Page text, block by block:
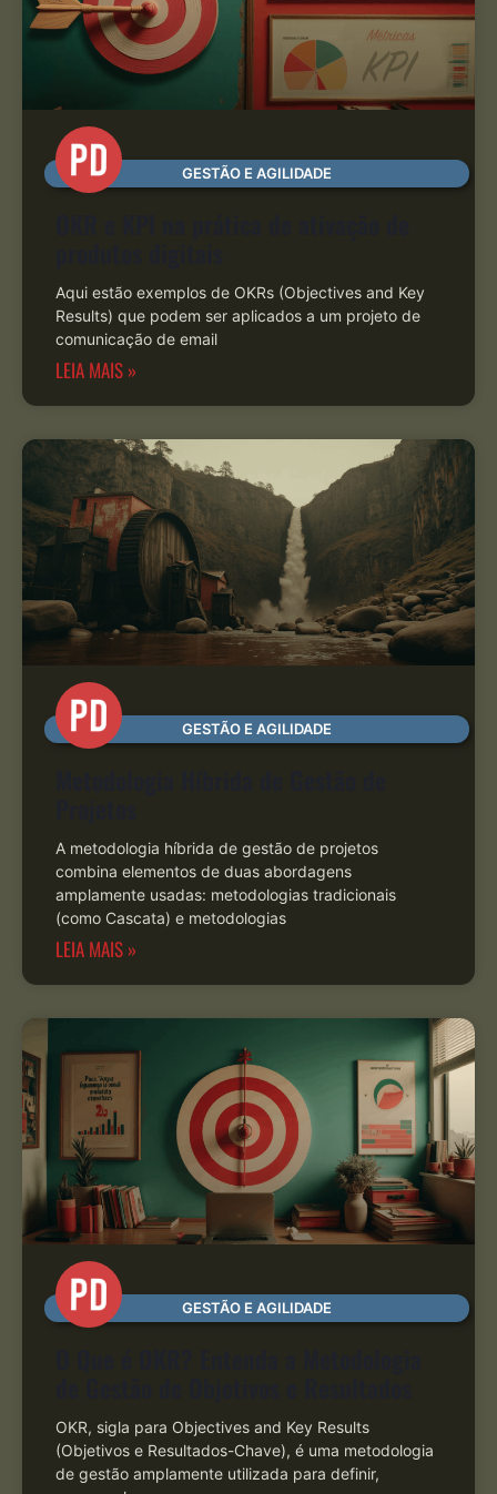
GESTÃO E AGILIDADE
Aqui estão exemplos de OKRs (Objectives and Key
Results) que podem ser aplicados a um projeto de
comunicação de email
LEIA MAIS »
GESTÃO E AGILIDADE
A metodologia híbrida de gestão de projetos
combina elementos de duas abordagens
amplamente usadas: metodologias tradicionais
(como Cascata) e metodologias
LEIA MAIS »
GESTÃO E AGILIDADE
OKR, sigla para Objectives and Key Results
(Objetivos e Resultados-Chave), é uma metodologia
de gestão amplamente utilizada para definir,